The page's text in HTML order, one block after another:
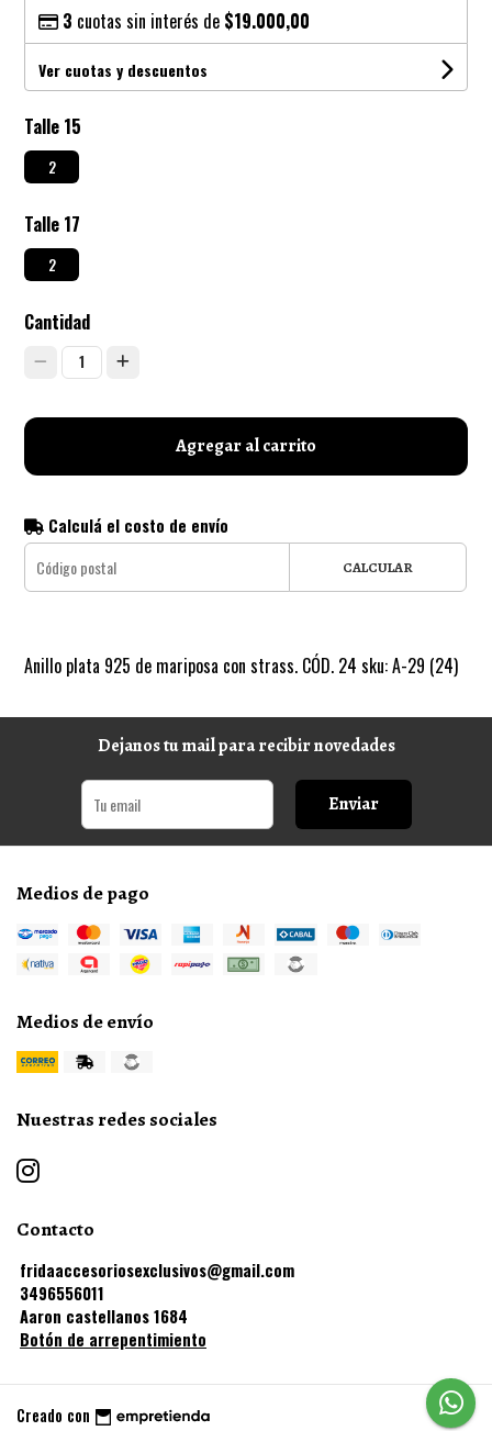
3 cuotas sin interés de $19.000,00
Ver cuotas y descuentos
Talle 15
2
Talle 17
2
Cantidad
1
Agregar al carrito
Calculá el costo de envío
CALCULAR
Anillo plata 925 de mariposa con strass. CÓD. 24 sku: A-29 (24)
Dejanos tu mail para recibir novedades
Enviar
Medios de pago
Medios de envío
Nuestras redes sociales
Contacto
fridaaccesoriosexclusivos@gmail.com
3496556011
Aaron castellanos 1684
Botón de arrepentimiento
Creado con